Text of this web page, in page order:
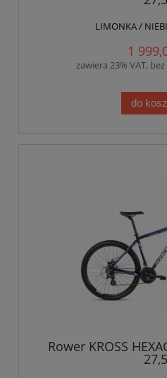
LIMONKA /
1
zawiera 23% VAT,
do
Rower KROSS